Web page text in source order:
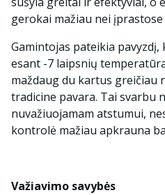
gerokai mažiau nei įprastose
Gamintojas pateikia
esant -7 laipsnių
maždaug du kartus greičiau
tradicine pavara. Tai svarbu
nuvažiuojamam atstumui,
kontrolė mažiau apkrauna
Važiavimo savybės